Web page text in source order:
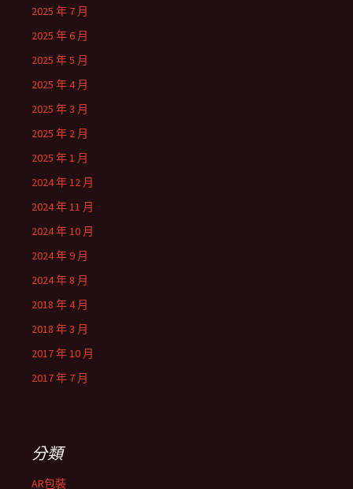
2025 年 7 月
2025 年 6 月
2025 年 5 月
2025 年 4 月
2025 年 3 月
2025 年 2 月
2025 年 1 月
2024 年 12 月
2024 年 11 月
2024 年 10 月
2024 年 9 月
2024 年 8 月
2018 年 4 月
2018 年 3 月
2017 年 10 月
2017 年 7 月
分類
AR包裝